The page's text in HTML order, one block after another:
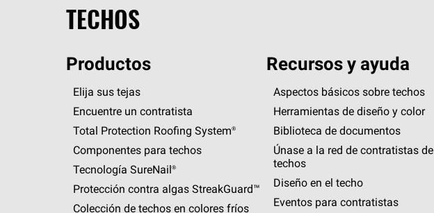
TECHOS
Productos
Elija sus tejas
Encuentre un contratista
Total Protection Roofing System®
Componentes para techos
Tecnología SureNail®
Protección contra algas StreakGuard™
Colección de techos en colores fríos
Recursos y ayuda
Aspectos básicos sobre techos
Herramientas de diseño y color
Biblioteca de documentos
Únase a la red de contratistas de
techos
Diseño en el techo
Eventos para contratistas